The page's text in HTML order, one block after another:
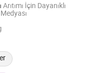
Arıtımı İçin Dayanıklı
Co., Ltd.